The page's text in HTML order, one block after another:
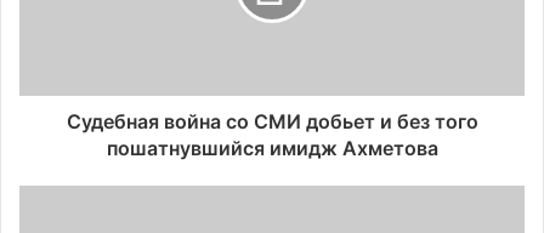
Судебная война со СМИ добьет и без того
пошатнувшийся имидж Ахметова